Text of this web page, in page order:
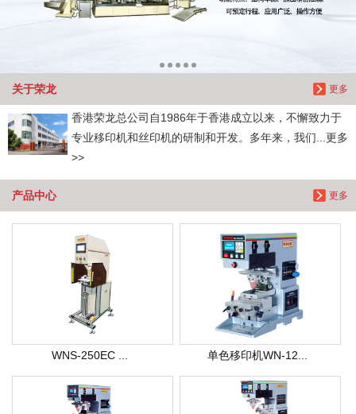
更多
关于荣龙
香港荣龙总公司自1986年于香港成立以来，不懈致力于
专业移印机和丝印机的研制和开发。多年来，我们...更多
>>
更多
产品中心
WNS-250EC ... 单色移印机WN-12...